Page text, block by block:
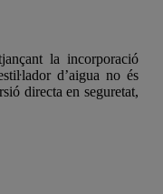
la incorporació
d’aigua no és
directa en seguretat,